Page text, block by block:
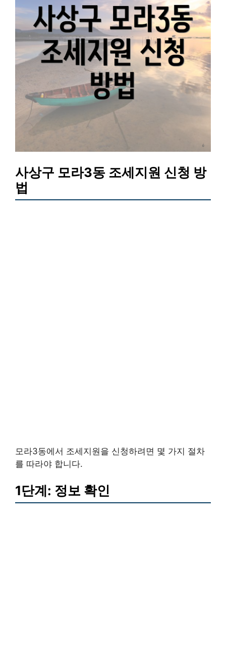
사상구 모라3동 조세지원 신청 방
법
모라3동에서 조세지원을 신청하려면 몇 가지 절차
를 따라야 합니다.
1단계: 정보 확인